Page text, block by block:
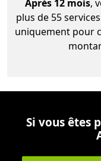
Après 12 mois,
plus de 55
uniquement pour
Si vous êtes